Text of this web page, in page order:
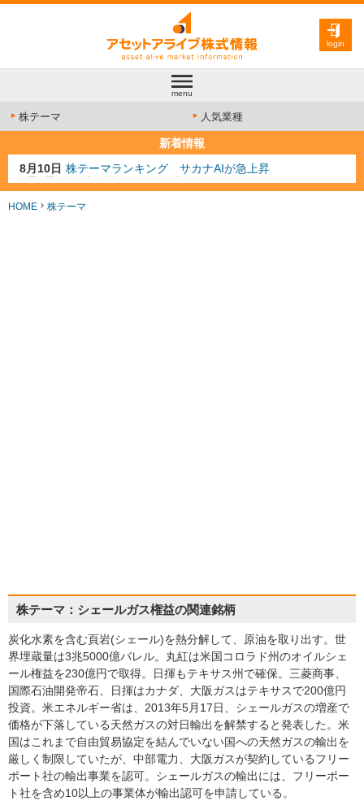
login
menu
株テーマ 人気業種
新着情報
8月9日 資源注目株 8月9日更新
8月4日 AI注目株 8月4日更新
8月3日 人気業種注目株 8月3日更新
HOME 株テーマ
株テーマ：シェールガス権益の関連銘柄
炭化水素を含む頁岩(シェール)を熱分解して、原油を取り出す。世
界埋蔵量は3兆5000億バレル。丸紅は米国コロラド州のオイルシェ
ール権益を230億円で取得。日揮もテキサス州で確保。三菱商事、
国際石油開発帝石、日揮はカナダ、大阪ガスはテキサスで200億円
投資。米エネルギー省は、2013年5月17日、シェールガスの増産で
価格が下落している天然ガスの対日輸出を解禁すると発表した。米
国はこれまで自由貿易協定を結んでいない国への天然ガスの輸出を
厳しく制限していたが、中部電力、大阪ガスが契約しているフリー
ポート社の輸出事業を認可。シェールガスの輸出には、フリーポー
ト社を含め10以上の事業体が輸出認可を申請している。